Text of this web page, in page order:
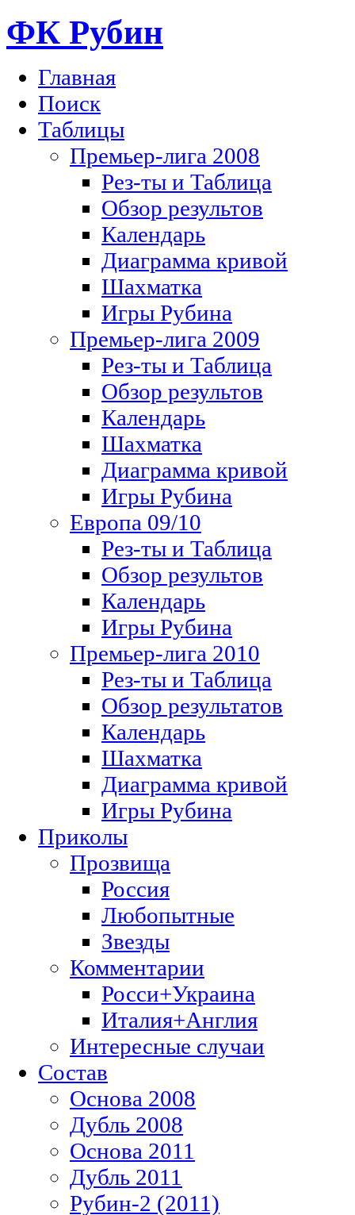
ФК Рубин
Главная
Поиск
Таблицы
Премьер-лига 2008
Рез-ты и Таблица
Обзор результов
Календарь
Диаграмма кривой
Шахматка
Игры Рубина
Премьер-лига 2009
Рез-ты и Таблица
Обзор результов
Календарь
Шахматка
Диаграмма кривой
Игры Рубина
Европа 09/10
Рез-ты и Таблица
Обзор результов
Календарь
Игры Рубина
Премьер-лига 2010
Рез-ты и Таблица
Обзор результатов
Календарь
Шахматка
Диаграмма кривой
Игры Рубина
Приколы
Прозвища
Россия
Любопытные
Звезды
Комментарии
Росси+Украина
Италия+Англия
Интересные случаи
Состав
Основа 2008
Дубль 2008
Основа 2011
Дубль 2011
Рубин-2 (2011)